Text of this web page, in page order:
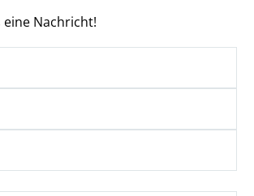
eine Nachricht!